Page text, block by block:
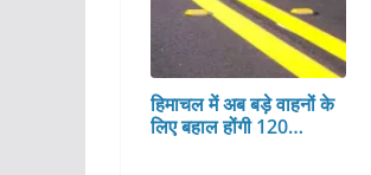
हिमाचल में अब बड़े वाहनों के
लिए बहाल होंगी 120…